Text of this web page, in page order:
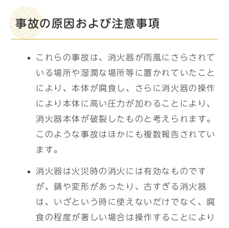
事故の原因および注意事項
これらの事故は、消火器が雨風にさらされて
いる場所や湿潤な場所等に置かれていたこと
により、本体が腐食し、さらに消火器の操作
により本体に高い圧力が加わることにより、
消火器本体が破裂したものと考えられます。
このような事故はほかにも複数報告されてい
ます。
消火器は火災時の消火には有効なものです
が、錆や変形があったり、古すぎる消火器
は、いざという時に使えないだけでなく、腐
食の程度が著しい場合は操作することにより